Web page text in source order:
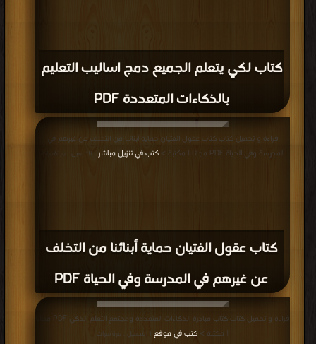
كتاب لكي يتعلم الجميع دمج اساليب التعليم
بالذكاءات المتعددة PDF
كتاب عقول الفتيان حماية أبنائنا من التخلف
عن غيرهم في المدرسة وفي الحياة PDF
قراءة و تحميل كتاب كتاب عقول الفتيان حماية أبنائنا من التخلف عن غيرهم في
المدرسة وفي الحياة PDF مجانا | مكتبة >
كتب في تنزيل مباشر | التحميل : مرة/مرات
| مكتبة > كتب في موقع | التحميل : مرة/مرات